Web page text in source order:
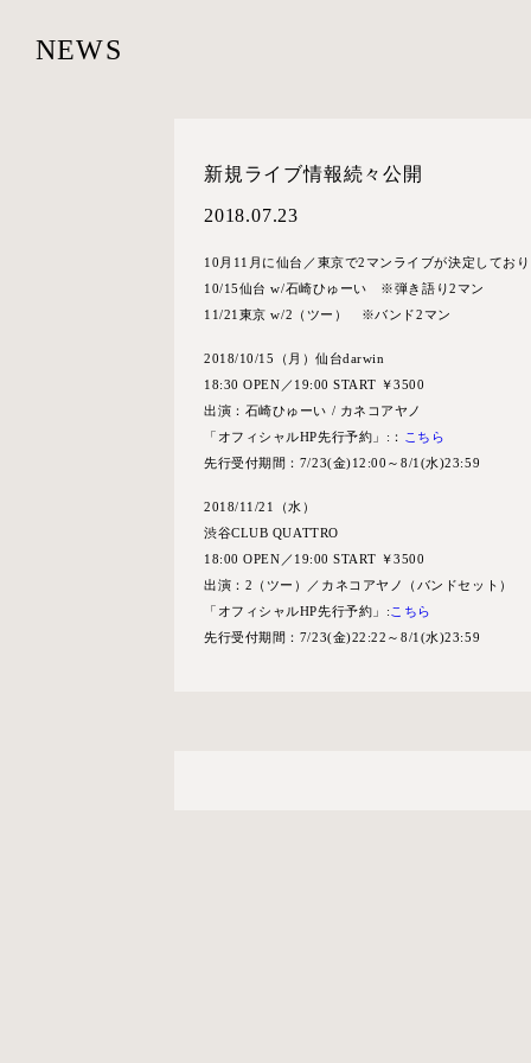
NEWS
新規ライブ情報続々公開
2018.07.23
10月11月に仙台／東京で2マンライブが決定してお
10/15仙台 w/石崎ひゅーい ※弾き語り2マン
11/21東京 w/2（ツー） ※バンド2マン
2018/10/15（月）仙台darwin
18:30 OPEN／19:00 START ￥3500
出演：石崎ひゅーい / カネコアヤノ
「オフィシャルHP先行予約」:：
こちら
先行受付期間：7/23(金)12:00～8/1(水)23:59
2018/11/21（水）
渋谷CLUB QUATTRO
18:00 OPEN／19:00 START ￥3500
出演：2（ツー）／カネコアヤノ（バンドセット）
「オフィシャルHP先行予約」: こちら
先行受付期間：7/23(金)22:22～8/1(水)23:59